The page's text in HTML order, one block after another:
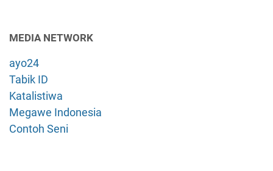
MEDIA NETWORK
ayo24
Tabik ID
Katalistiwa
Megawe Indonesia
Contoh Seni